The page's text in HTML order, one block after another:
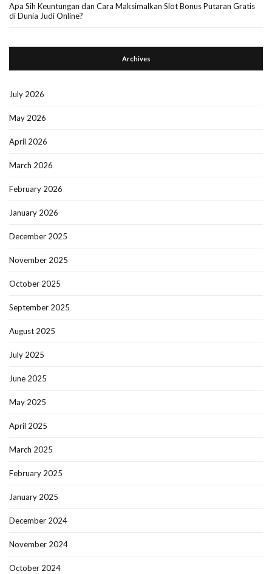
Apa Sih Keuntungan dan Cara Maksimalkan Slot Bonus Putaran Gratis
di Dunia Judi Online?
Archives
July 2026
May 2026
April 2026
March 2026
February 2026
January 2026
December 2025
November 2025
October 2025
September 2025
August 2025
July 2025
June 2025
May 2025
April 2025
March 2025
February 2025
January 2025
December 2024
November 2024
October 2024